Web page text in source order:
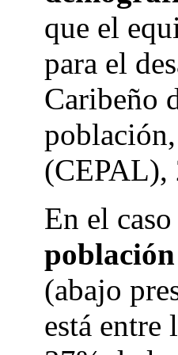
que el
para el
Caribeño
(CEPAL),
En el
(abajo
está entre